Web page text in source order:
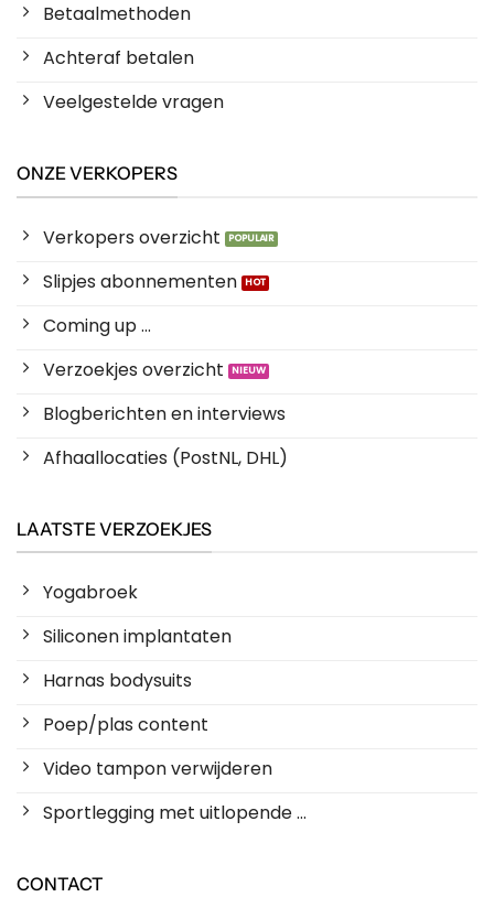
Betaalmethoden
Achteraf betalen
Veelgestelde vragen
ONZE VERKOPERS
Verkopers overzicht
Slipjes abonnementen
Coming up ...
Verzoekjes overzicht
Blogberichten en interviews
Afhaallocaties (PostNL, DHL)
LAATSTE VERZOEKJES
Yogabroek
Siliconen implantaten
Harnas bodysuits
Poep/plas content
Video tampon verwijderen
Sportlegging met uitlopende ...
CONTACT